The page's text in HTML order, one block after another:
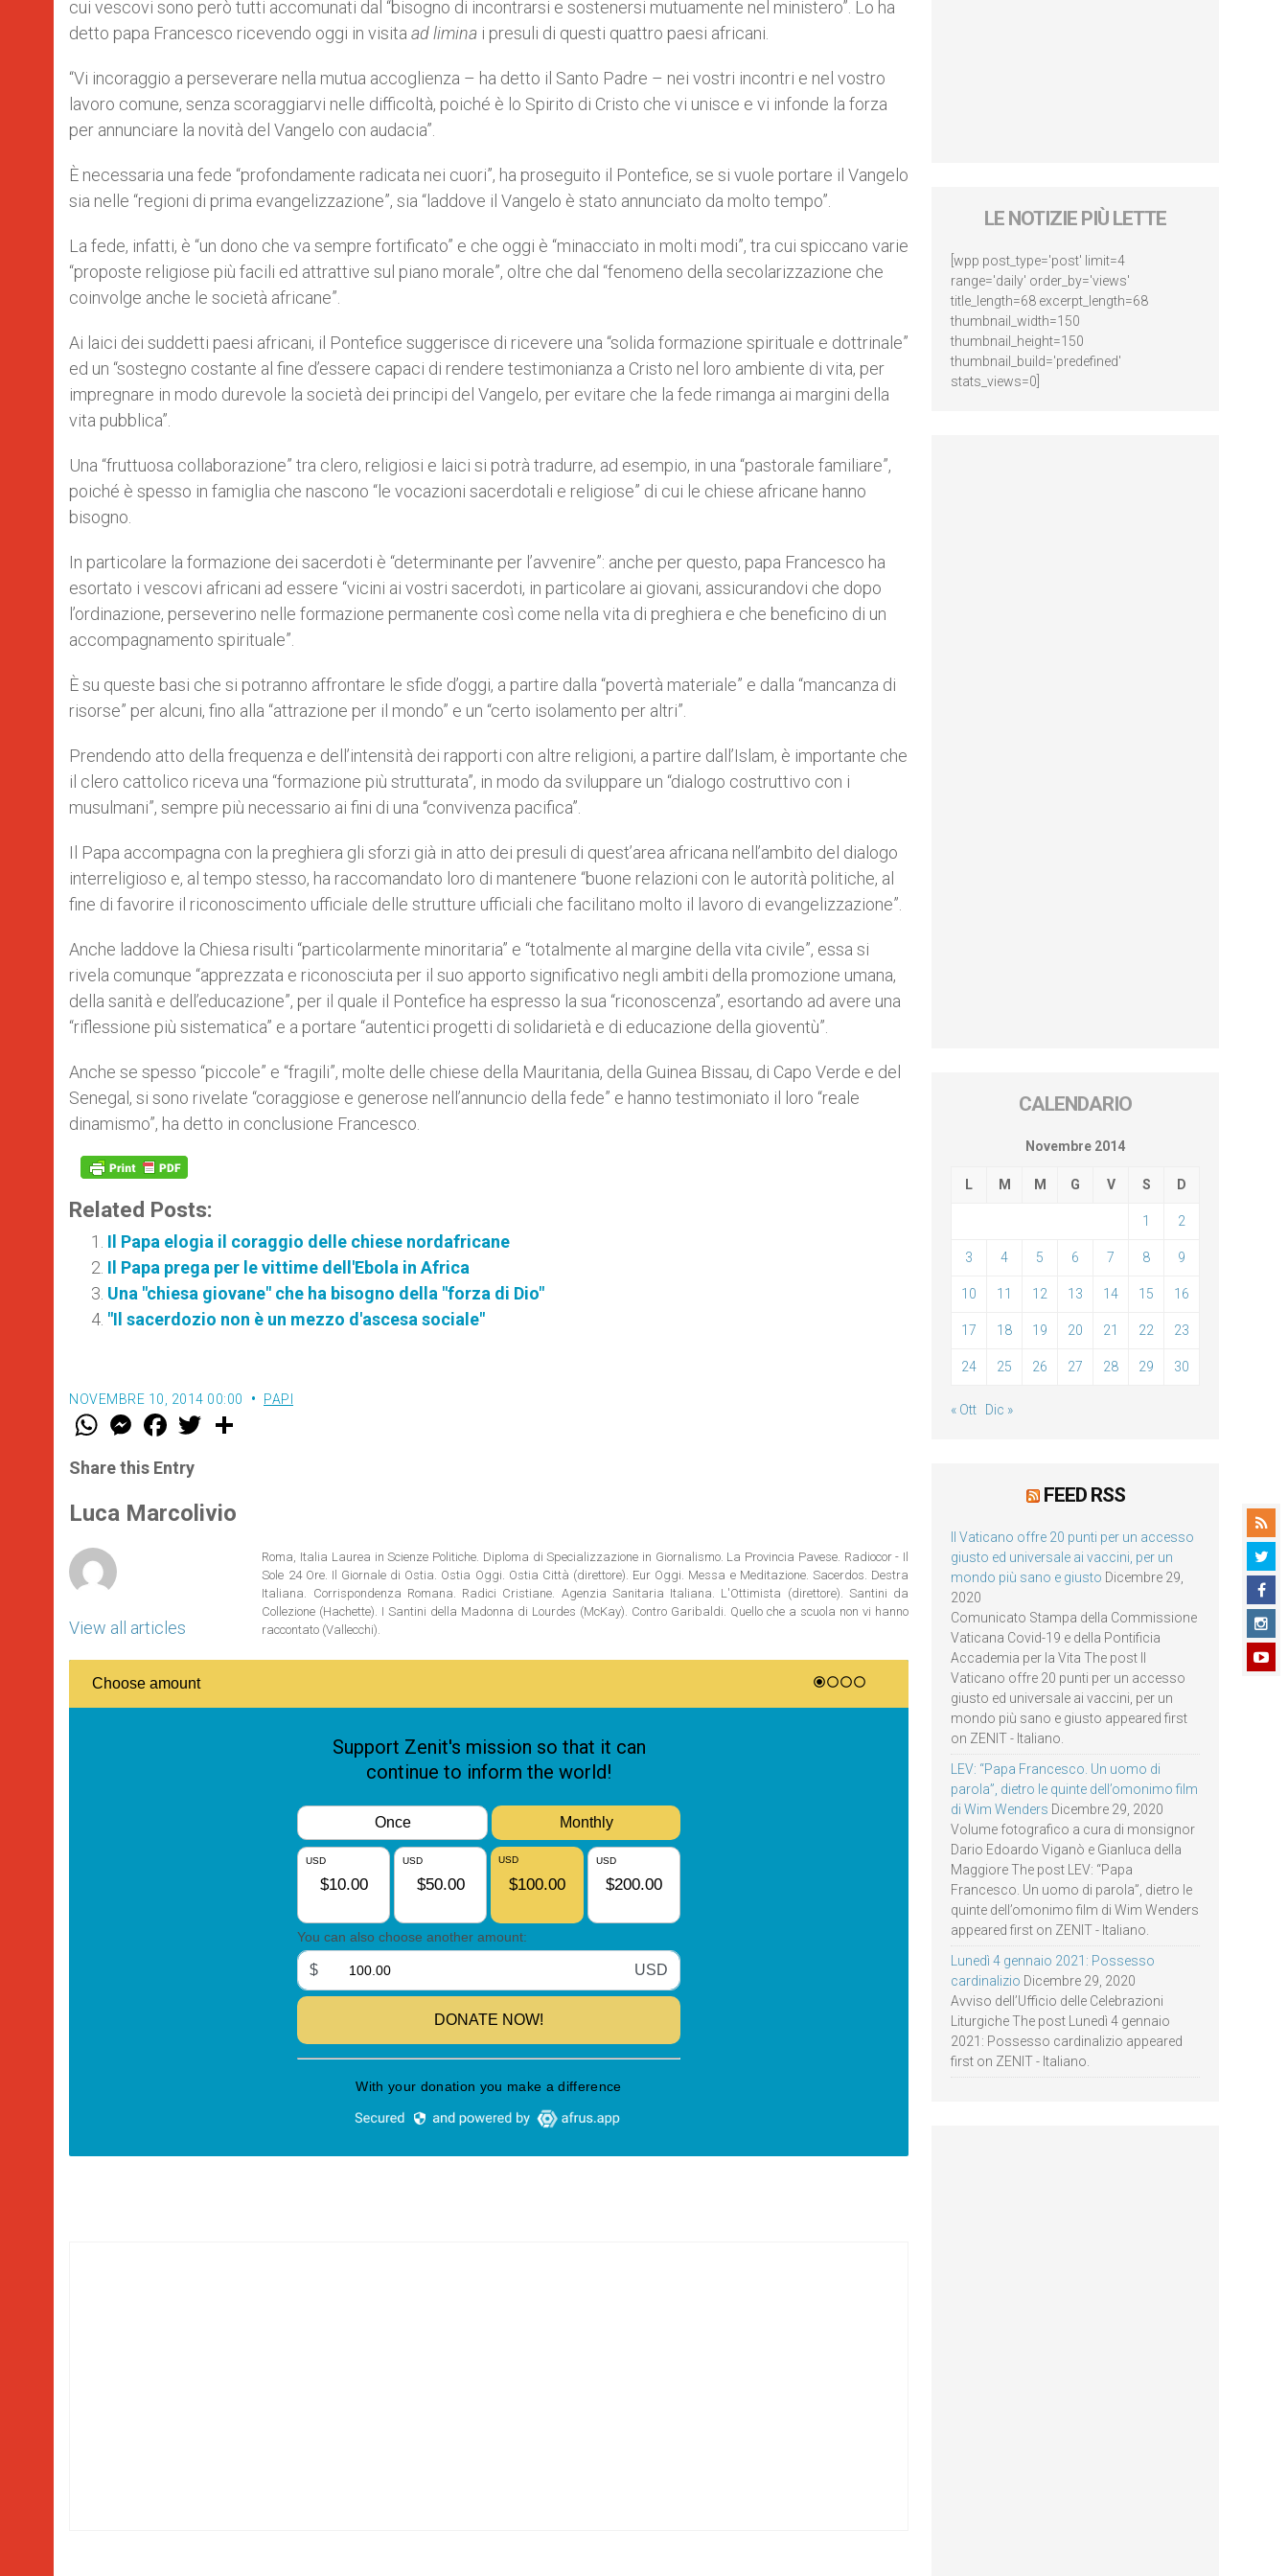
r
cui vescovi sono però tutti accomunati dal “bisogno di incontrarsi e sostenersi mutuamente nel ministero”. Lo ha
detto papa Francesco ricevendo oggi in visita ad limina i presuli di questi quattro paesi africani.
“Vi incoraggio a perseverare nella mutua accoglienza – ha detto il Santo Padre – nei vostri incontri e nel vostro
lavoro comune, senza scoraggiarvi nelle difficoltà, poiché è lo Spirito di Cristo che vi unisce e vi infonde la forza
per annunciare la novità del Vangelo con audacia”.
È necessaria una fede “profondamente radicata nei cuori”, ha proseguito il Pontefice, se si vuole portare il Vangelo
sia nelle “regioni di prima evangelizzazione”, sia “laddove il Vangelo è stato annunciato da molto tempo”.
La fede, infatti, è “un dono che va sempre fortificato” e che oggi è “minacciato in molti modi”, tra cui spiccano varie
“proposte religiose più facili ed attrattive sul piano morale”, oltre che dal “fenomeno della secolarizzazione che
coinvolge anche le società africane”.
Ai laici dei suddetti paesi africani, il Pontefice suggerisce di ricevere una “solida formazione spirituale e dottrinale”
ed un “sostegno costante al fine d’essere capaci di rendere testimonianza a Cristo nel loro ambiente di vita, per
impregnare in modo durevole la società dei principi del Vangelo, per evitare che la fede rimanga ai margini della
vita pubblica”.
Una “fruttuosa collaborazione” tra clero, religiosi e laici si potrà tradurre, ad esempio, in una “pastorale familiare”,
poiché è spesso in famiglia che nascono “le vocazioni sacerdotali e religiose” di cui le chiese africane hanno
bisogno.
In particolare la formazione dei sacerdoti è “determinante per l’avvenire”: anche per questo, papa Francesco ha
esortato i vescovi africani ad essere “vicini ai vostri sacerdoti, in particolare ai giovani, assicurandovi che dopo
l’ordinazione, perseverino nelle formazione permanente così come nella vita di preghiera e che beneficino di un
accompagnamento spirituale”.
È su queste basi che si potranno affrontare le sfide d’oggi, a partire dalla “povertà materiale” e dalla “mancanza di
risorse” per alcuni, fino alla “attrazione per il mondo” e un “certo isolamento per altri”.
Prendendo atto della frequenza e dell’intensità dei rapporti con altre religioni, a partire dall’Islam, è importante che
il clero cattolico riceva una “formazione più strutturata”, in modo da sviluppare un “dialogo costruttivo con i
musulmani”, sempre più necessario ai fini di una “convivenza pacifica”.
Il Papa accompagna con la preghiera gli sforzi già in atto dei presuli di quest’area africana nell’ambito del dialogo
interreligioso e, al tempo stesso, ha raccomandato loro di mantenere “buone relazioni con le autorità politiche, al
fine di favorire il riconoscimento ufficiale delle strutture ufficiali che facilitano molto il lavoro di evangelizzazione”.
Anche laddove la Chiesa risulti “particolarmente minoritaria” e “totalmente al margine della vita civile”, essa si
rivela comunque “apprezzata e riconosciuta per il suo apporto significativo negli ambiti della promozione umana,
della sanità e dell’educazione”, per il quale il Pontefice ha espresso la sua “riconoscenza”, esortando ad avere una
“riflessione più sistematica” e a portare “autentici progetti di solidarietà e di educazione della gioventù”.
Anche se spesso “piccole” e “fragili”, molte delle chiese della Mauritania, della Guinea Bissau, di Capo Verde e del
Senegal, si sono rivelate “coraggiose e generose nell’annuncio della fede” e hanno testimoniato il loro “reale
dinamismo”, ha detto in conclusione Francesco.
Related Posts:
Il Papa elogia il coraggio delle chiese nordafricane
Il Papa prega per le vittime dell'Ebola in Africa
Una "chiesa giovane" che ha bisogno della "forza di Dio"
"Il sacerdozio non è un mezzo d'ascesa sociale"
NOVEMBRE 10, 2014 00:00 PAPI
W
t
s
p
p
M
e
s
e
g
e
F
a
e
b
o
k
w
r
Share this Entry
Luca Marcolivio
View all articles
Roma, Italia Laurea in Scienze Politiche. Diploma di Specializzazione in Giornalismo. La Provincia Pavese. Radiocor - Il
Sole 24 Ore. Il Giornale di Ostia. Ostia Oggi. Ostia Città (direttore). Eur Oggi. Messa e Meditazione. Sacerdos. Destra
Italiana. Corrispondenza Romana. Radici Cristiane. Agenzia Sanitaria Italiana. L'Ottimista (direttore). Santini da
Collezione (Hachette). I Santini della Madonna di Lourdes (McKay). Contro Garibaldi. Quello che a scuola non vi hanno
raccontato (Vallecchi).
LE NOTIZIE PIÙ LETTE
[wpp post_type='post' limit=4
range='daily' order_by='views'
title_length=68 excerpt_length=68
thumbnail_width=150
thumbnail_height=150
thumbnail_build='predefined'
stats_views=0]
CALENDARIO
Novembre 2014
L M M G V S D
1 2
3 4 5 6 7 8 9
10 11 12 13 14 15 16
17 18 19 20 21 22 23
24 25 26 27 28 29 30
« Ott Dic »
FEED RSS
Il Vaticano offre 20 punti per un accesso
giusto ed universale ai vaccini, per un
mondo più sano e giusto Dicembre 29,
2020
Comunicato Stampa della Commissione
Vaticana Covid-19 e della Pontificia
Accademia per la Vita The post Il
Vaticano offre 20 punti per un accesso
giusto ed universale ai vaccini, per un
mondo più sano e giusto appeared first
on ZENIT - Italiano.
LEV: “Papa Francesco. Un uomo di
parola”, dietro le quinte dell’omonimo film
di Wim Wenders Dicembre 29, 2020
Volume fotografico a cura di monsignor
Dario Edoardo Viganò e Gianluca della
Maggiore The post LEV: “Papa
Francesco. Un uomo di parola”, dietro le
quinte dell’omonimo film di Wim Wenders
appeared first on ZENIT - Italiano.
Lunedì 4 gennaio 2021: Possesso
cardinalizio Dicembre 29, 2020
Avviso dell’Ufficio delle Celebrazioni
Liturgiche The post Lunedì 4 gennaio
2021: Possesso cardinalizio appeared
first on ZENIT - Italiano.